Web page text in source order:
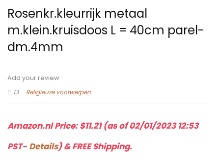
Rosenkr.kleurrijk metaal
m.klein.kruisdoos L = 40cm parel-
dm.4mm
Add your review
13
Religieuze voorwerpen
Amazon.nl Price:$11.21(as of 02/01/2023 12:53
PST- Details)&FREE Shipping.